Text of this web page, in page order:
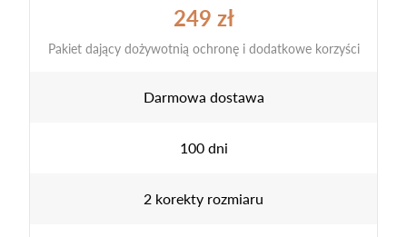
249 zł
Pakiet dający dożywotnią ochronę i dodatkowe korzyści
Darmowa dostawa
100 dni
2 korekty rozmiaru